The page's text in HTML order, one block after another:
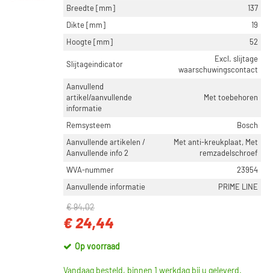
Breedte [mm]
137
Dikte [mm]
19
Hoogte [mm]
52
Slijtageindicator
Excl. slijtage
waarschuwingscontact
Aanvullend
artikel/aanvullende
informatie
Met toebehoren
Remsysteem
Bosch
Aanvullende artikelen /
Aanvullende info 2
Met anti-kreukplaat, Met
remzadelschroef
WVA-nummer
23954
Aanvullende informatie
PRIME LINE
€ 94,02
€ 24,44
Op voorraad
Vandaag besteld, binnen 1 werkdag bij u geleverd.